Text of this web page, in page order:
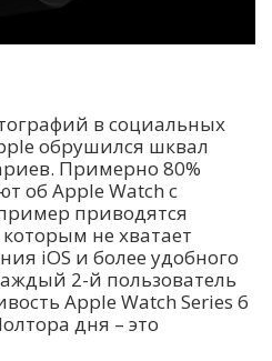
в социальных
обрушился шквал
Примерно 80%
об Apple Watch с
приводятся
которым не хватает
iOS и более удобного
2-й пользователь
Apple Watch Series 6
дня – это